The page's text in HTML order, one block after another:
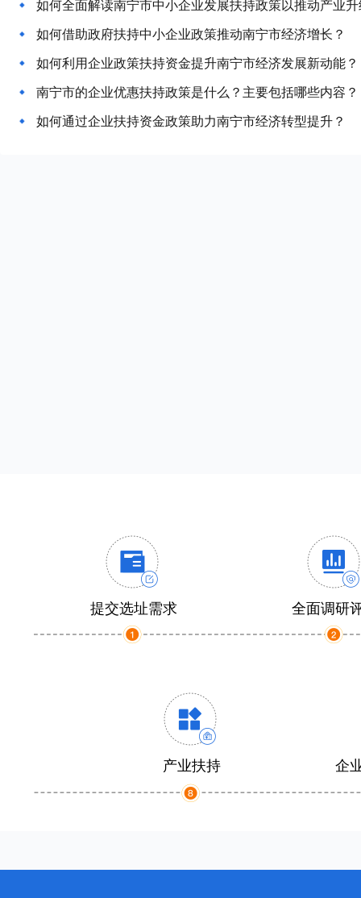
如何全面解读南宁市中小企业发展扶持政策以推动产业
如何借助政府扶持中小企业政策推动南宁市经济增长？
如何利用企业政策扶持资金提升南宁市经济发展新动能？
南宁市的企业优惠扶持政策是什么？主要包括哪些内容？
如何通过企业扶持资金政策助力南宁市经济转型提升？
提交选址需求 全面调研
产业扶持 企